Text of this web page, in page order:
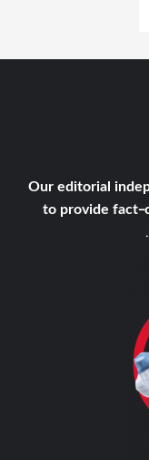
Our editorial
to provide fact-